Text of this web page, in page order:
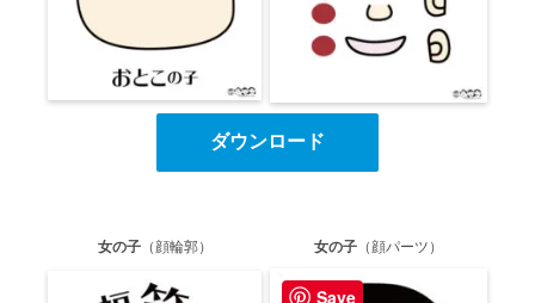
ダウンロード
女の子（顔輪郭） 女の子 （顔パーツ）
Save